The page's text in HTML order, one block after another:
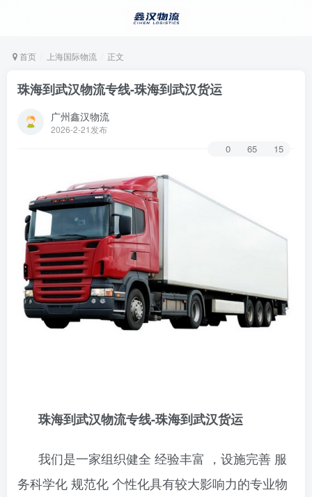
首页 上海国际物流 正文
珠海到武汉物流专线-珠海到武汉货运
广州鑫汉物流
2026-2-21发布
0 65 15
珠海到武汉物流专线-珠海到武汉货运
我们是一家组织健全 经验丰富 ，设施完善 服
务科学化 规范化 个性化具有较大影响力的专业物